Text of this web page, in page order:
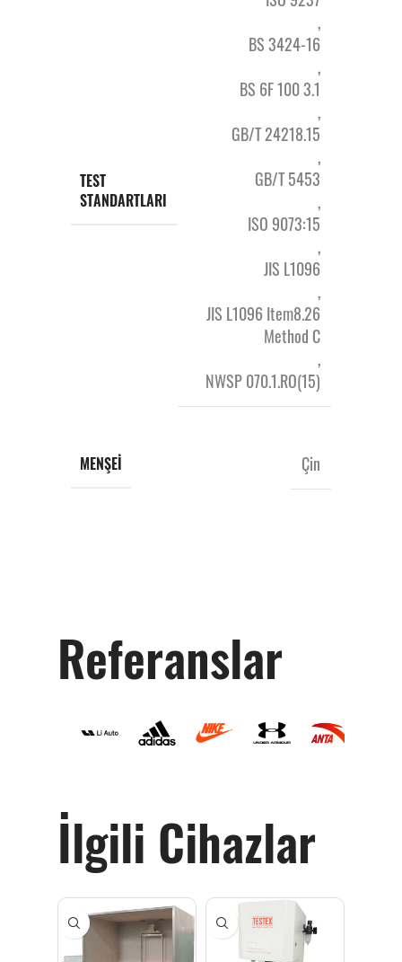
TEST
STANDARTLARI
,
BS 3424-16
,
BS 6F 100 3.1
,
GB/T 24218.15
,
GB/T 5453
,
ISO 9073:15
,
JIS L1096
,
JIS L1096 Item8.26
Method C
,
NWSP 070.1.RO(15)
MENŞEI Çin
Referanslar
İlgili Cihazlar